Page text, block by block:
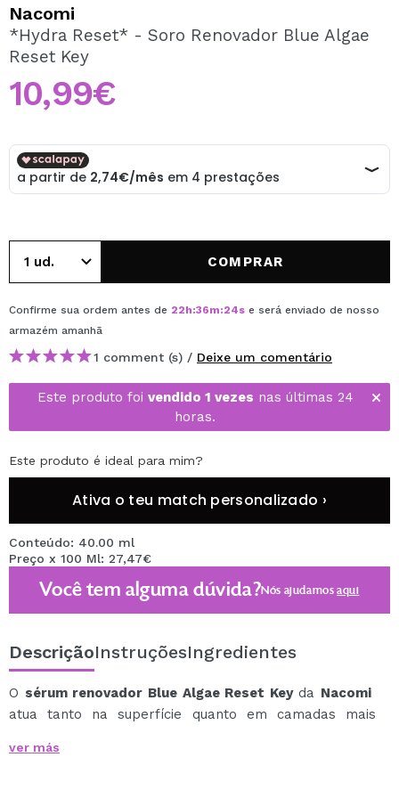
Ao criar uma conta no Maquibeauty.pt pode fazer as suas
compras rapidamente, verificar o estado das suas
Nacomi
*Hydra Reset* - Soro Renovador Blue Algae
Reset Key
10,99€
COMPRAR
Confirme sua ordem antes de 22h:36m:24s e será enviado de nosso
armazém amanhã
1 comment (s) / Deixe um comentário
Este produto foi vendido 1 vezes nas últimas 24
horas.
Este produto é ideal para mim?
Ativa o teu match personalizado ›
Conteúdo: 40.00 ml
Preço x 100 Ml: 27,47€
Você tem alguma dúvida?Nós ajudamosaqui
DescriçãoInstruçõesIngredientes
O sérum renovador Blue Algae Reset Keyda Nacomi
atua tanto na superfície quanto em camadas mais
de renovação para uma pele mais firme, elástica e
ver más